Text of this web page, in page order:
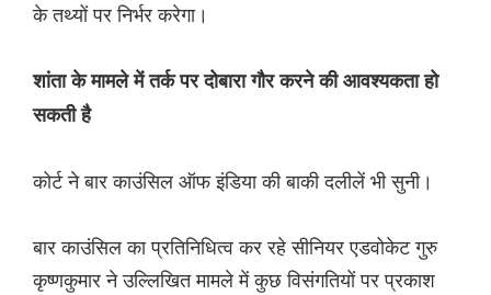
के तथ्यों पर निर्भर करेगा।
शांता के मामले में तर्क पर दोबारा गौर करने की आवश्यकता हो
सकती है
कोर्ट ने बार काउंसिल ऑफ इंडिया की बाकी दलीलें भी सुनी।
बार काउंसिल का प्रतिनिधित्व कर रहे सीनियर एडवोकेट गुरु
कृष्णकुमार ने उल्लिखित मामले में कुछ विसंगतियों पर प्रकाश